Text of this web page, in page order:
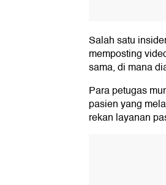
Salah satu
memposting
sama, di mana
Para petugas
pasien yang
rekan layanan